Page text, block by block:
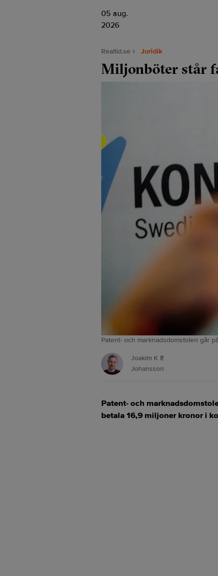
05 aug.
2026
Realtid.se Juridik
Miljonböter står
Patent- och marknadsdomstolen går
Joakim K E
Johansson
Patent- och
betala 16,9 miljoner kronor i